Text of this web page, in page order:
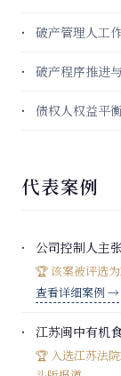
破产管理人工
破产程序推进
债权人权益平
代表案例
公司控制人主
🏆 该案被评选
查看详细案例 →
江苏闽中有机
🏆 入选江苏法